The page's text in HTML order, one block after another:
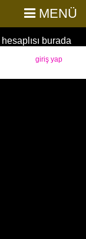
MENÜ
burada
giriş yap